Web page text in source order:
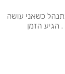
כשאני עושה
הגיע הזמן